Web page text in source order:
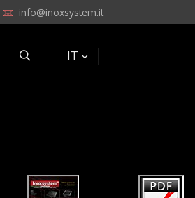
info@inoxsystem.it
IT